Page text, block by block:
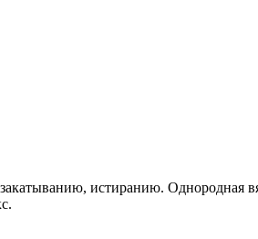
истиранию. Однородная